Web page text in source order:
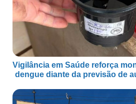
Vigilância em Saúde reforça
dengue diante da previsão de